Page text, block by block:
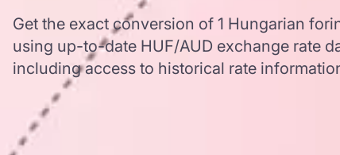
Get the exact conversion of 1 Hungarian
using up-to-date HUF/AUD exchange rate
including access to historical rate